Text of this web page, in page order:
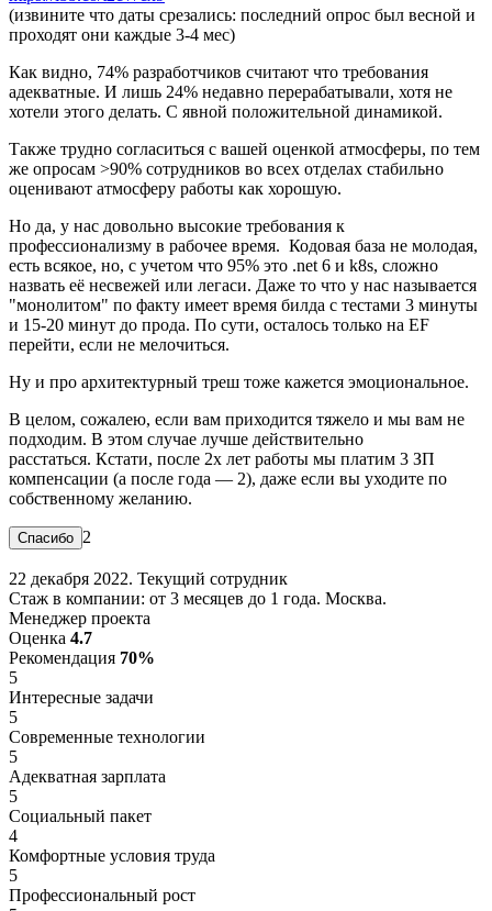
(извините что даты срезались: последний опрос был весной и
проходят они каждые 3-4 мес)
Как видно, 74% разработчиков считают что требования
адекватные. И лишь 24% недавно перерабатывали, хотя не
хотели этого делать. С явной положительной динамикой.
Также трудно согласиться с вашей оценкой атмосферы, по тем
же опросам >90% сотрудников во всех отделах стабильно
оценивают атмосферу работы как хорошую.
Но да, у нас довольно высокие требования к
профессионализму в рабочее время. Кодовая база не молодая,
есть всякое, но, с учетом что 95% это .net 6 и k8s, сложно
назвать её несвежей или легаси. Даже то что у нас называется
"монолитом" по факту имеет время билда с тестами 3 минуты
и 15-20 минут до прода. По сути, осталось только на EF
перейти, если не мелочиться.
Ну и про архитектурный треш тоже кажется эмоциональное.
В целом, сожалею, если вам приходится тяжело и мы вам не
подходим. В этом случае лучше действительно
расстаться. Кстати, после 2х лет работы мы платим 3 ЗП
компенсации (а после года — 2), даже если вы уходите по
собственному желанию.
2
22 декабря 2022. Текущий сотрудник
Стаж в компании: от 3 месяцев до 1 года. Москва.
Менеджер проекта
Оценка 4.7
Рекомендация 70%
5
Интересные задачи
5
Современные технологии
5
Адекватная зарплата
5
Социальный пакет
4
Комфортные условия труда
5
Профессиональный рост